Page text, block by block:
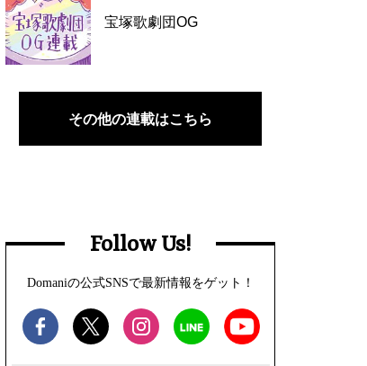
宝塚歌劇団OG
その他の連載はこちら
Follow Us!
Domaniの公式SNSで最新情報をゲット！